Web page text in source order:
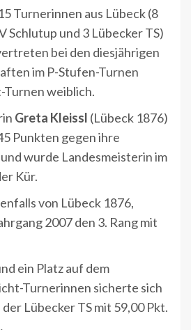
Turnerinnen aus Lübeck (8
Schlutup und 3 Lübecker TS)
bei den diesjährigen
im P-Stufen-Turnen
weiblich.
Greta Kleissl (Lübeck 1876)
Punkten gegen ihre
wurde Landesmeisterin im
Kür.
von Lübeck 1876,
2007 den 3. Rang mit
ein Platz auf dem
Turnerinnen sicherte sich
der Lübecker TS mit 59,00 Pkt.